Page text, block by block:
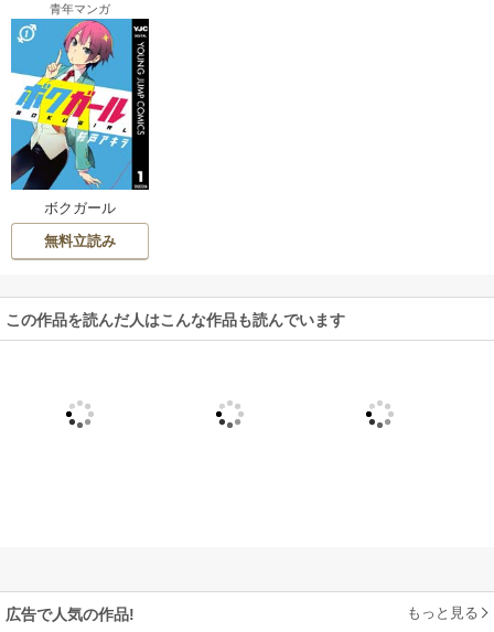
青年マンガ
ボクガール
無料立読み
この作品を読んだ人はこんな作品も読んでいます
広告で人気の作品! もっと見る